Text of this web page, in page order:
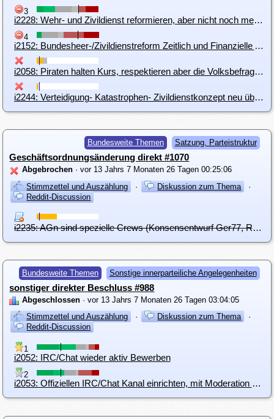
3
i2228: Wehr- und Zivildienst reformieren, aber nicht noch mehr Menschen zwangsverpflichten
4
i2152: Bundesheer-/Zivildienstreform Zeitlich und Finanzielle Angleichung (ohne geschlechtlicher Gleichstellung)
i2058: Piraten halten Kurs, respektieren aber die Volksbefragung
i2244: Verteidigung- Katastrophen- Zivildienstkonzept neu überarbeiteten EU weit.
Bundesweite Themen Satzung, Parteistruktur
Geschäftsordnungsänderung direkt #1070
Abgebrochen · vor 13 Jahrs 7 Monaten 26 Tagen 00:25:06
Stimmzettel und Auszählung
· Diskussion zum Thema
·
Reddit-Discussion
i2235: AGn sind spezielle Crews (Konsensentwurf Ger77, Romario, Vilinthril)
Bundesweite Themen Sonstige innerparteiliche Angelegenheiten
sonstiger direkter Beschluss #988
Abgeschlossen · vor 13 Jahrs 7 Monaten 26 Tagen 03:04:05
Stimmzettel und Auszählung
· Diskussion zum Thema
·
Reddit-Discussion
1
i2052: IRC/Chat wieder aktiv Bewerben
2
i2053: Offiziellen IRC/Chat Kanal einrichten, mit Moderation versehen und bewerben